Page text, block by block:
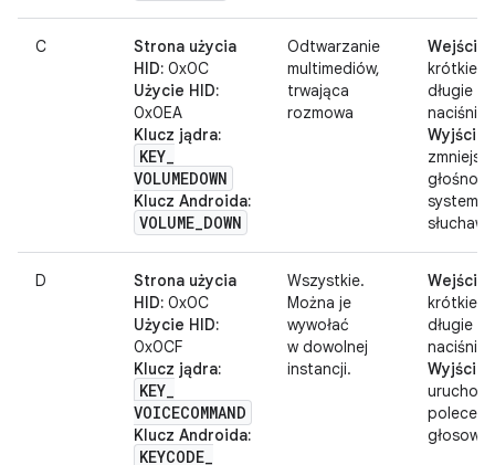
C
Strona użycia
HID: 0x0C
Użycie HID:
0x0EA
Klucz jądra:
KEY_
VOLUMEDOWN
Klucz Androida:
VOLUME_DOWN
Odtwarzanie
multimediów,
trwająca
rozmowa
Wejście:
krótkie
długie
Wyjście:
głośność
systemu
D
Strona użycia
HID: 0x0C
Użycie HID:
0x0CF
Klucz jądra:
KEY_
VOICECOMMAND
Klucz Androida:
KEYCODE_
Wszystkie.
Można je
wywołać
w dowolnej
instancji.
Wejście:
krótkie
długie
Wyjście: